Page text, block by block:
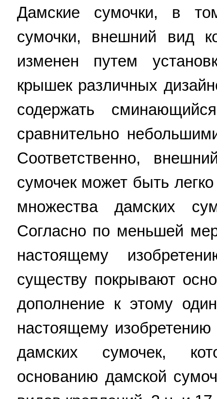
Дамские сумочки, в
сумочки, внешний вид
изменен путем
крышек различных
содержать
сравнительно
Соответственно,
сумочек может быть
множества дамских
Согласно по меньшей
настоящему
существу покрывают
дополнение к этому
настоящему
дамских сумочек,
основанию дамской